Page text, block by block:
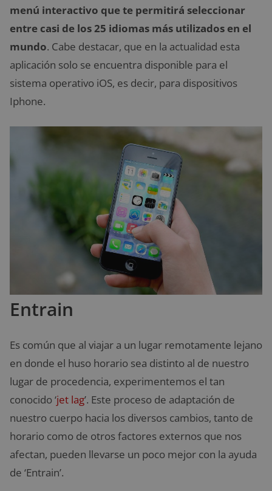
menú interactivo que te permitirá seleccionar
entre casi de los 25 idiomas más utilizados en el
mundo. Cabe destacar, que en la actualidad esta
aplicación solo se encuentra disponible para el
sistema operativo iOS, es decir, para dispositivos
Iphone.
Entrain
Es común que al viajar a un lugar remotamente lejano
en donde el huso horario sea distinto al de nuestro
lugar de procedencia, experimentemos el tan
conocido ‘jet lag’. Este proceso de adaptación de
nuestro cuerpo hacia los diversos cambios, tanto de
horario como de otros factores externos que nos
afectan, pueden llevarse un poco mejor con la ayuda
de ‘Entrain’.